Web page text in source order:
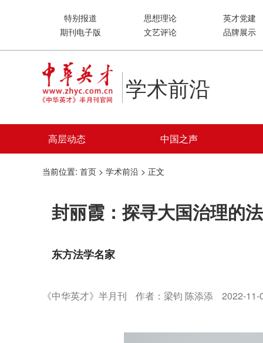
特别报道 思想理论
英才党建
期刊电子版
文艺评论 品牌展示
学术前沿
高层动态 中国之声
当前位置: 首页 > 学术前沿 > 正文
封丽霞：探寻大国治理的
东方法学名家
《中华英才》半月刊 作者：梁钧 陈添添 2022-11-